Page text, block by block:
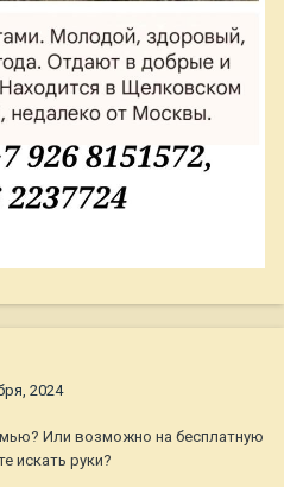
2024
Или возможно на бесплатную
искать руки?